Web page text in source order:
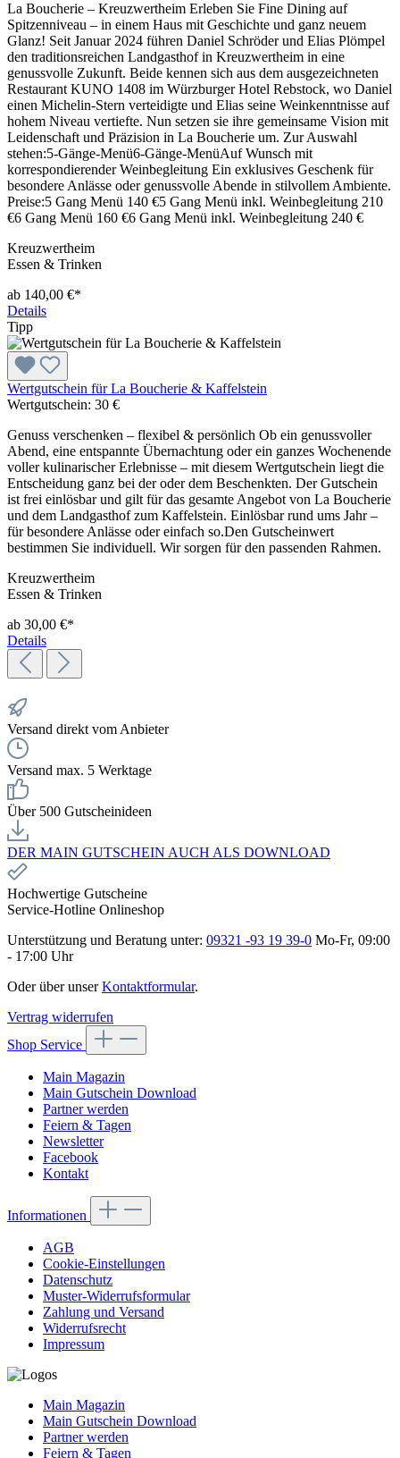
La Boucherie – Kreuzwertheim Erleben Sie Fine Dining auf
Spitzenniveau – in einem Haus mit Geschichte und ganz neuem
Glanz! Seit Januar 2024 führen Daniel Schröder und Elias Plömpel
den traditionsreichen Landgasthof in Kreuzwertheim in eine
genussvolle Zukunft. Beide kennen sich aus dem ausgezeichneten
Restaurant KUNO 1408 im Würzburger Hotel Rebstock, wo Daniel
einen Michelin-Stern verteidigte und Elias seine Weinkenntnisse auf
hohem Niveau vertiefte. Nun setzen sie ihre gemeinsame Vision mit
Leidenschaft und Präzision in La Boucherie um. Zur Auswahl
stehen:5-Gänge-Menü6-Gänge-MenüAuf Wunsch mit
korrespondierender Weinbegleitung Ein exklusives Geschenk für
besondere Anlässe oder genussvolle Abende in stilvollem Ambiente.
Preise:5 Gang Menü 140 €5 Gang Menü inkl. Weinbegleitung 210
€6 Gang Menü 160 €6 Gang Menü inkl. Weinbegleitung 240 €
Kreuzwertheim
Essen & Trinken
ab 140,00 €*
Details
Tipp
Wertgutschein für La Boucherie & Kaffelstein
Wertgutschein: 30 €
Genuss verschenken – flexibel & persönlich Ob ein genussvoller
Abend, eine entspannte Übernachtung oder ein ganzes Wochenende
voller kulinarischer Erlebnisse – mit diesem Wertgutschein liegt die
Entscheidung ganz bei der oder dem Beschenkten. Der Gutschein
ist frei einlösbar und gilt für das gesamte Angebot von La Boucherie
und dem Landgasthof zum Kaffelstein. Einlösbar rund ums Jahr –
für besondere Anlässe oder einfach so.Den Gutscheinwert
bestimmen Sie individuell. Wir sorgen für den passenden Rahmen.
Kreuzwertheim
Essen & Trinken
ab 30,00 €*
Details
Versand direkt vom Anbieter
Versand max. 5 Werktage
Über 500 Gutscheinideen
DER MAIN GUTSCHEIN AUCH ALS DOWNLOAD
Hochwertige Gutscheine
Service-Hotline Onlineshop
Unterstützung und Beratung unter: 09321 -93 19 39-0 Mo-Fr, 09:00
- 17:00 Uhr
Oder über unserKontaktformular.
Vertrag widerrufen
Shop Service
Main Magazin
Main Gutschein Download
Partner werden
Feiern & Tagen
Newsletter
Facebook
Kontakt
Informationen
AGB
Cookie-Einstellungen
Datenschutz
Muster-Widerrufsformular
Zahlung und Versand
Widerrufsrecht
Impressum
Main Magazin
Main Gutschein Download
Partner werden
Feiern & Tagen